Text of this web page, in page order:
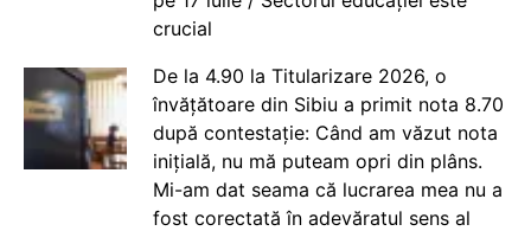
crucial
De la 4.90 la Titularizare 2026, o
învățătoare din Sibiu a primit nota 8.70
după contestație: Când am văzut nota
inițială, nu mă puteam opri din plâns.
Mi-am dat seama că lucrarea mea nu a
fost corectată în adevăratul sens al